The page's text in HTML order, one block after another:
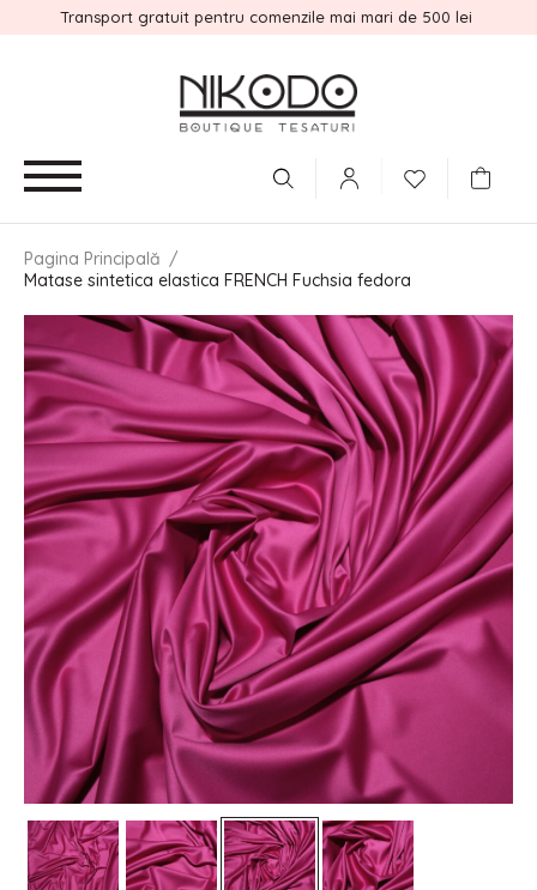
Transport gratuit pentru comenzile mai mari de 500 lei
Pagina Principală /
Matase sintetica elastica FRENCH Fuchsia fedora